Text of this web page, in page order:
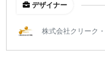
デザイナー
株式会社クリーク